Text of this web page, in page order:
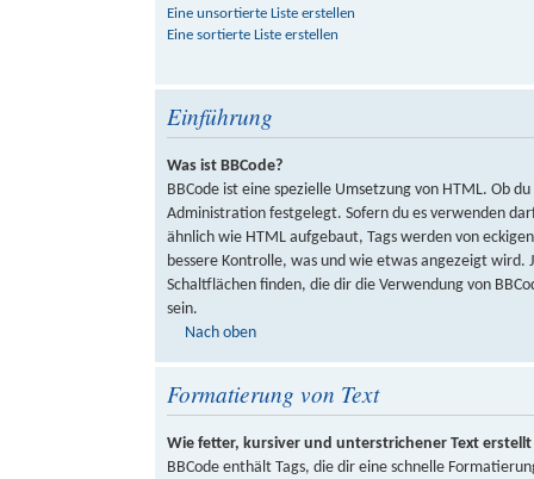
Eine unsortierte Liste erstellen
Eine sortierte Liste erstellen
Einführung
Was ist BBCode?
BBCode ist eine spezielle Umsetzung von HTML. Ob
Administration festgelegt. Sofern du es verwenden
ähnlich wie HTML aufgebaut, Tags werden von
bessere Kontrolle, was und wie etwas angezeigt
Schaltflächen finden, die dir die Verwendung von
sein.
Nach oben
Formatierung von Text
Wie fetter, kursiver und unterstrichener Text
BBCode enthält Tags, die dir eine schnelle